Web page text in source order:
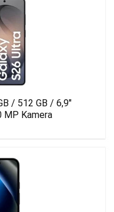
/ 512 GB / 6,9″
MP Kamera